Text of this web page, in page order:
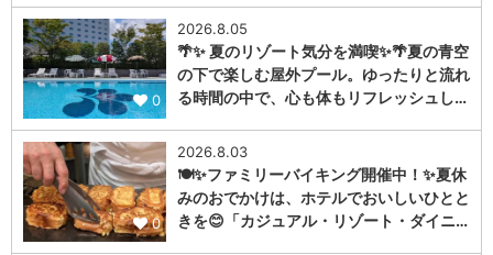
0
2026.8.05
🌴✨ 夏のリゾート気分を満喫✨🌴夏の青空
の下で楽しむ屋外プール。ゆったりと流れ
る時間の中で、心も体もリフレッシュし…
0
2026.8.03
🍽️✨ファミリーバイキング開催中！✨夏休
みのおでかけは、ホテルでおいしいひとと
きを😊「カジュアル・リゾート・ダイニ…